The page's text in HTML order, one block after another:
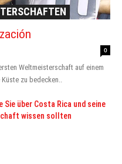
0
Weltmeisterschaft auf einem
zu bedecken..
Sie über Costa Rica und seine
wissen sollten